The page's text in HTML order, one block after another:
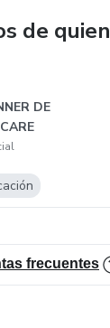
piel, sus
y saludable.
un recurso
y tomar
:)
de
DE
frecuentes